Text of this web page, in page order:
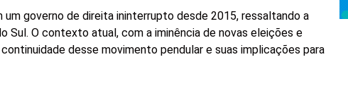
governo de direita ininterrupto desde 2015, ressaltando a
Sul. O contexto atual, com a iminência de novas eleições e
desse movimento pendular e suas implicações para